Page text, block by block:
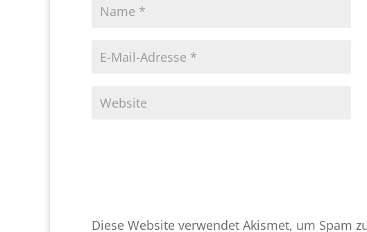
Diese Website verwendet Akismet, um Spam